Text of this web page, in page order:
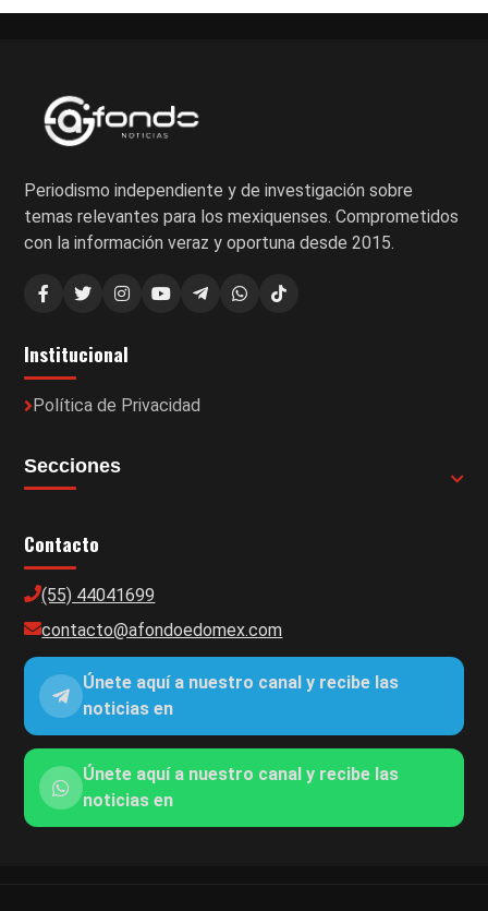
Periodismo independiente y de investigación sobre
temas relevantes para los mexiquenses. Comprometidos
con la información veraz y oportuna desde 2015.
Institucional
Política de Privacidad
Secciones
Contacto
(55) 44041699
contacto@afondoedomex.com
Únete aquí a nuestro canal y recibe las
noticias en
Únete aquí a nuestro canal y recibe las
noticias en